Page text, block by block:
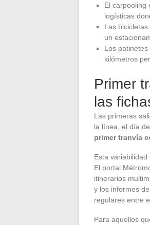
El carpooling
logísticas
Las
un
Los
kilómetros
Primer
las
Las primeras
la línea, el día
primer tranvía
Esta
El portal
itinerarios
y los informes
regulares entre
Para aquellos